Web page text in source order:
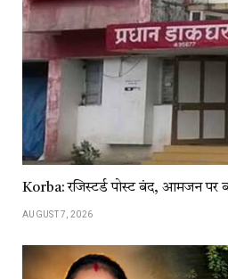
Korba: रजिस्टर्ड पोस्ट बंद, आमजन पर
AUGUST 7, 2026